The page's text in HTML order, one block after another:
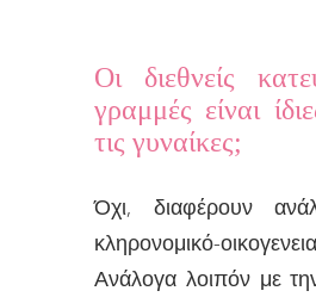
Οι διεθνείς
γραμμές είναι
τις γυναίκες;
Όχι, διαφέρουν
κληρονομικό-
Ανάλογα λοιπόν με